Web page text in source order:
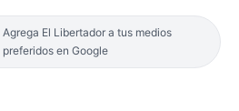
Agrega El Libertador a tus medios
preferidos en Google